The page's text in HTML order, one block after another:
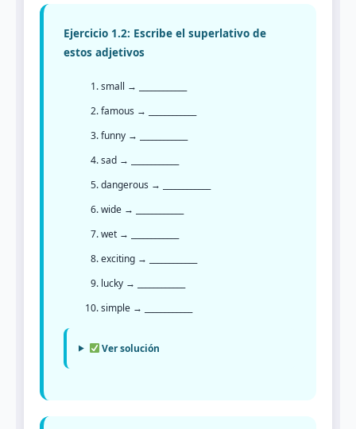
Ejercicio 1.2: Escribe el superlativo de
estos adjetivos
small → ____________
famous → ____________
funny → ____________
sad → ____________
dangerous → ____________
wide → ____________
wet → ____________
exciting → ____________
lucky → ____________
simple → ____________
Ver solución